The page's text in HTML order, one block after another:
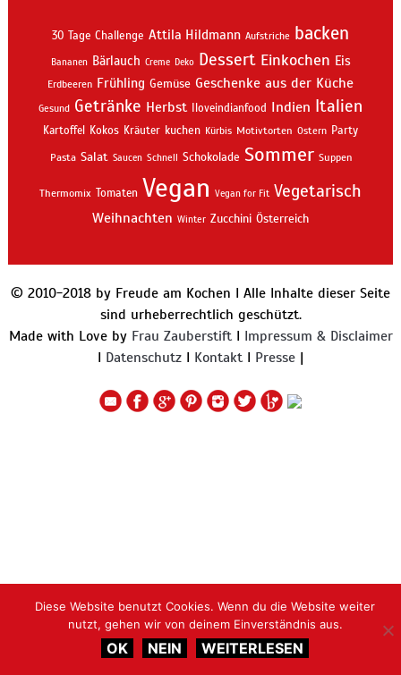
30 Tage Challenge Attila Hildmann Aufstriche backen
Bananen Bärlauch Creme Deko Dessert Einkochen Eis
Erdbeeren Frühling Gemüse Geschenke aus der Küche
Gesund Getränke Herbst Iloveindianfood Indien Italien
Kartoffel Kokos Kräuter kuchen Kürbis Motivtorten Ostern Party
Pasta Salat Saucen Schnell Schokolade Sommer Suppen
Thermomix Tomaten Vegan Vegan for Fit Vegetarisch
Weihnachten Winter Zucchini Österreich
© 2010-2018 by Freude am Kochen I Alle Inhalte dieser Seite
sind urheberrechtlich geschützt.
Made with Love by Frau ZauberstiftI Impressum & Disclaimer
I Datenschutz I KontaktI Presse |
Diese Website benutzt Cookies. Wenn du die Website weiter
nutzt, gehen wir von deinem Einverständnis aus.
OK NEIN WEITERLESEN